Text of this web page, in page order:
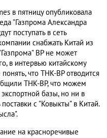
в пятницу опубликовала
"Газпрома Александра
поступать в сеть
снабжать Китай из
BP не может
в интервью китайскому
что ТНК-BP отводится
ТНК-BP, что можем
экспортной базы, но ни в
с "Ковыкты" в Китай.
на красноречивые